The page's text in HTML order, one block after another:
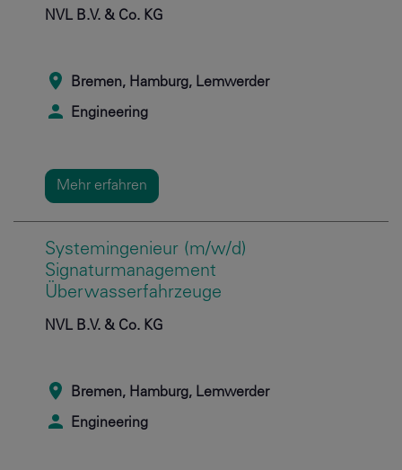
NVL B.V. & Co. KG
Bremen, Hamburg, Lemwerder
Engineering
Mehr erfahren
Systemingenieur (m/w/d)
Signaturmanagement
Überwasserfahrzeuge
NVL B.V. & Co. KG
Bremen, Hamburg, Lemwerder
Engineering